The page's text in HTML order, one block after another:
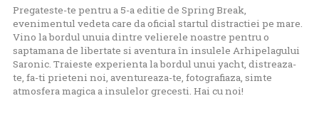
Pregateste-te pentru a 5-a editie de Spring Break,
evenimentul vedeta care da oficial startul distractiei pe mare.
Vino la bordul unuia dintre velierele noastre pentru o
saptamana de libertate si aventura în insulele Arhipelagului
Saronic. Traieste experienta la bordul unui yacht, distreaza-
te, fa-ti prieteni noi, aventureaza-te, fotografiaza, simte
atmosfera magica a insulelor grecesti. Hai cu noi!